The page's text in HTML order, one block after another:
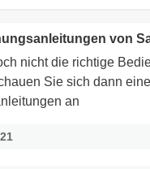
von
nicht die richtige
Sie sich dann
an